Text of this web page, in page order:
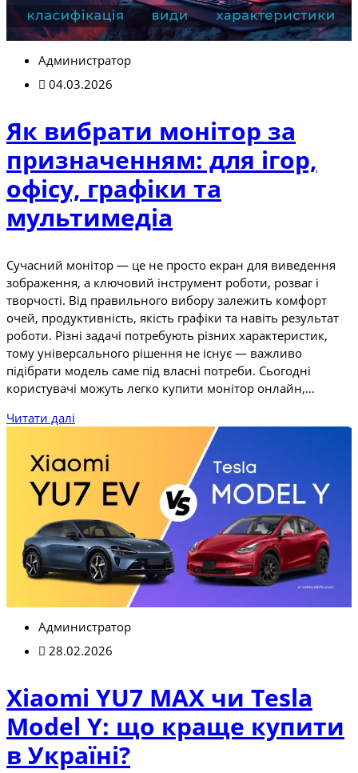
Администратор
04.03.2026
Як вибрати монітор за
призначенням: для ігор,
офісу, графіки та
мультимедіа
Сучасний монітор — це не просто екран для виведення
зображення, а ключовий інструмент роботи, розваг і
творчості. Від правильного вибору залежить комфорт
очей, продуктивність, якість графіки та навіть результат
роботи. Різні задачі потребують різних характеристик,
тому універсального рішення не існує — важливо
підібрати модель саме під власні потреби. Сьогодні
користувачі можуть легко купити монітор онлайн,…
Читати далі
Администратор
28.02.2026
Xiaomi YU7 MAX чи Tesla
Model Y: що краще купити
в Україні?